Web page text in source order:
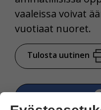
vaaleissa voivat
vuotiaat nuoret.
Tulosta uutinen
Jaa Facebookissa